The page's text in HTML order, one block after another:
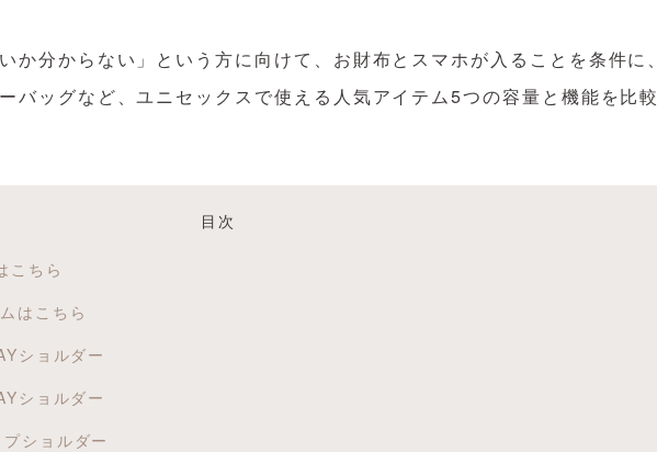
か分からない」という方に向けて、お財布とスマホが入ることを条件に、
バッグなど、ユニセックスで使える人気アイテム5つの容量と機能を比較
目次
こちら
はこちら
ショルダー
ショルダー
ショルダー